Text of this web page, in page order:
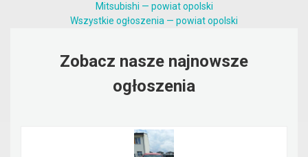
Mitsubishi — powiat opolski
Wszystkie ogłoszenia — powiat opolski
Zobacz nasze najnowsze
ogłoszenia